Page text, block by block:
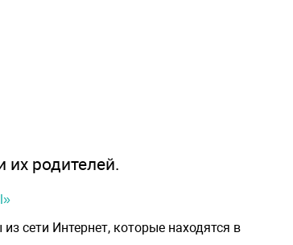
их родителей.
сети Интернет, которые находятся в